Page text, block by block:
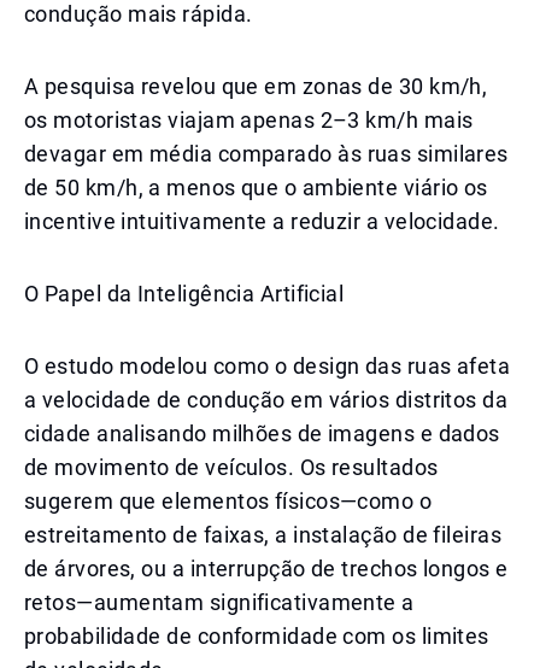
condução mais rápida.
A pesquisa revelou que em zonas de 30 km/h,
os motoristas viajam apenas 2–3 km/h mais
devagar em média comparado às ruas similares
de 50 km/h, a menos que o ambiente viário os
incentive intuitivamente a reduzir a velocidade.
O Papel da Inteligência Artificial
O estudo modelou como o design das ruas afeta
a velocidade de condução em vários distritos da
cidade analisando milhões de imagens e dados
de movimento de veículos. Os resultados
sugerem que elementos físicos—como o
estreitamento de faixas, a instalação de fileiras
de árvores, ou a interrupção de trechos longos e
retos—aumentam significativamente a
probabilidade de conformidade com os limites